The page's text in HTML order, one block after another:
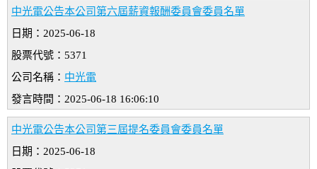
中光電公告本公司第六屆薪資報酬委員會委員名單
日期：2025-06-18
股票代號：5371
公司名稱： 中光電
發言時間：2025-06-18 16:06:10
中光電公告本公司第三屆提名委員會委員名單
日期：2025-06-18